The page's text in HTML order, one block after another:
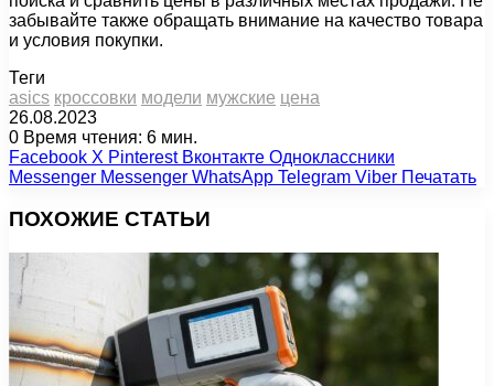
забывайте также обращать внимание на качество товара
и условия покупки.
Теги
asics кроссовки модели мужские цена
26.08.2023
0 Время чтения: 6 мин.
Facebook X Pinterest Вконтакте Одноклассники
Messenger Messenger WhatsApp Telegram Viber Печатать
ПОХОЖИЕ СТАТЬИ